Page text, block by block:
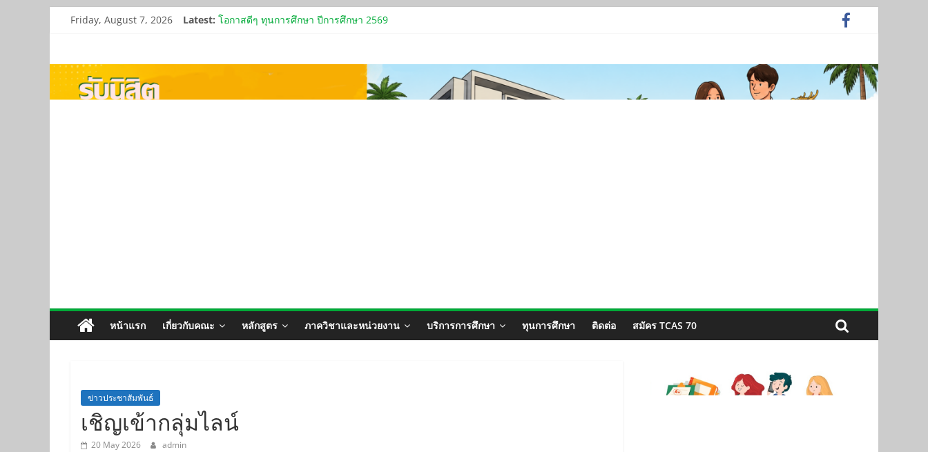
Friday, August 7, 2026 Latest: โอกาสดีๆ ทุนการศึกษา ปีการศึกษา 2569
ประกาศ กำหนดหลักเกณฑ์การใช้เงินรายได้เบิกจ่ายเป็นค่าตอบแทนและเงินสนับสนุนงานวิชาการและวิจัย
ถวายเทียนพรรษา ประจำปี 2569 ณ วัดน้อย (หลวงพ่อเนียม)
หน้าแรก เกี่ยวกับคณะ หลักสูตร ภาควิชาและหน่วยงาน บริการการศึกษา ทุนการศึกษา ติดต่อ สมัคร TCAS 70
ข่าวประชาสัมพันธ์
เชิญเข้ากลุ่มไลน์
20 May 2026 admin